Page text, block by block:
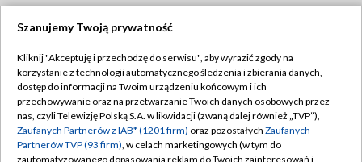
TVP
Abonament TVP
Emisja w TVP
Centrum informacji TVP
Regulamin TVP
Polityka prywatności
Moje zgody
Szanujemy Twoją prywatność
Kliknij "Akceptuję i przechodzę do serwisu", aby wyrazić zgody na
korzystanie z technologii automatycznego śledzenia i zbierania danych,
dostęp do informacji na Twoim urządzeniu końcowym i ich
przechowywanie oraz na przetwarzanie Twoich danych osobowych przez
nas, czyli Telewizję Polską S.A. w likwidacji (zwaną dalej również „TVP”),
Zaufanych Partnerów z IAB* (1201 firm) oraz pozostałych Zaufanych
Partnerów TVP (93 firm), w celach marketingowych (w tym do
zautomatyzowanego dopasowania reklam do Twoich zainteresowań i